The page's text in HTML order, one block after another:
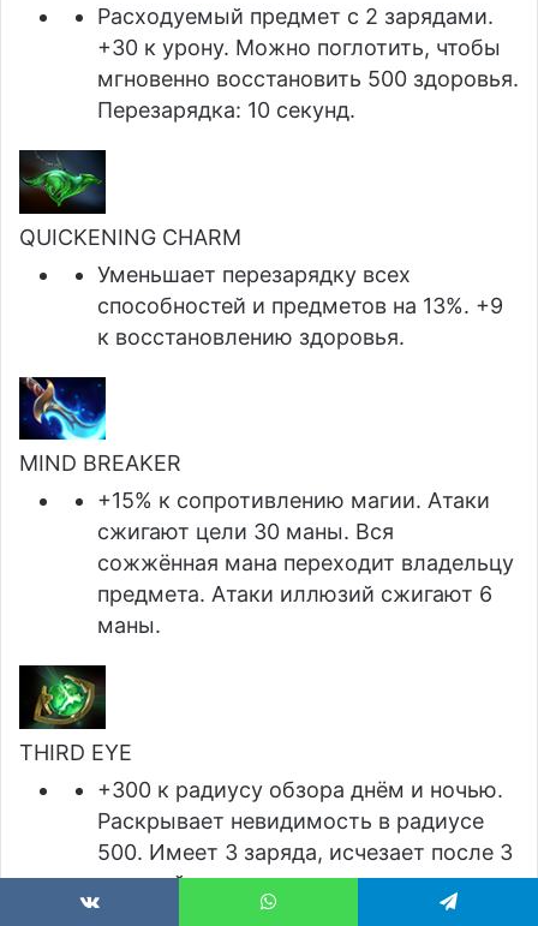
Расходуемый предмет с 2 зарядами.
+30 к урону. Можно поглотить, чтобы
мгновенно восстановить 500 здоровья.
Перезарядка: 10 секунд.
QUICKENING CHARM
Уменьшает перезарядку всех
способностей и предметов на 13%. +9
к восстановлению здоровья.
MIND BREAKER
+15% к сопротивлению магии. Атаки
сжигают цели 30 маны. Вся
сожжённая мана переходит владельцу
предмета. Атаки иллюзий сжигают 6
маны.
THIRD EYE
+300 к радиусу обзора днём и ночью.
Раскрывает невидимость в радиусе
500. Имеет 3 заряда, исчезает после 3
смертей.